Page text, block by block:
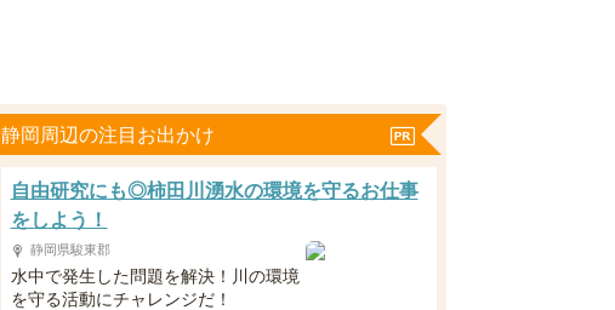
静岡周辺の注目お出かけ
自由研究にも◎柿田川湧水の環境を守るお仕事
をしよう！
静岡県駿東郡
水中で発生した問題を解決！川の環境
を守る活動にチャレンジだ！